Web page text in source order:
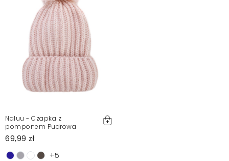
Naluu - Czapka z
pomponem Pudrowa
69,99 zł
+5